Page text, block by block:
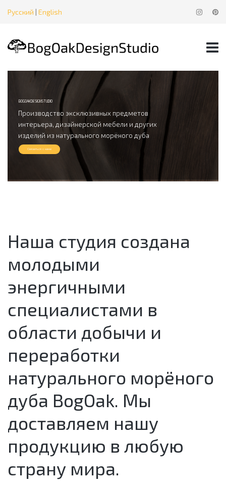
Русский | English
Производство эксклюзивных предметов
интерьера, дизайнерской мебели и других
изделий из натурального морёного дуба
Связаться с нами
BOGOAKDESIGNSTUDIO
Наша студия создана
молодыми
энергичными
специалистами в
области добычи и
переработки
натурального морёного
дуба BogOak. Мы
доставляем нашу
продукцию в любую
страну мира.